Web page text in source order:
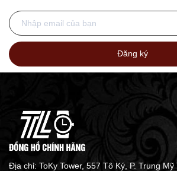
Đăng ký
Địa chỉ: ToKy Tower, 557 Tô Ký, P. Trung